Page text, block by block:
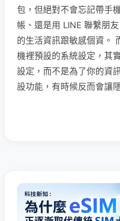
包，但絕對不會忘記帶手
帳、還是用 LINE 聯繫朋
的生活資訊跟敏感個資。
機裡預設的系統設定，其
設定，而不是為了你的資
設功能，有時候反而會讓